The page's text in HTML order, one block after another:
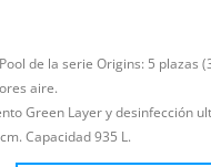
de la serie Origins: 5 plazas
aire.
Green Layer y desinfección
Capacidad 935 L.